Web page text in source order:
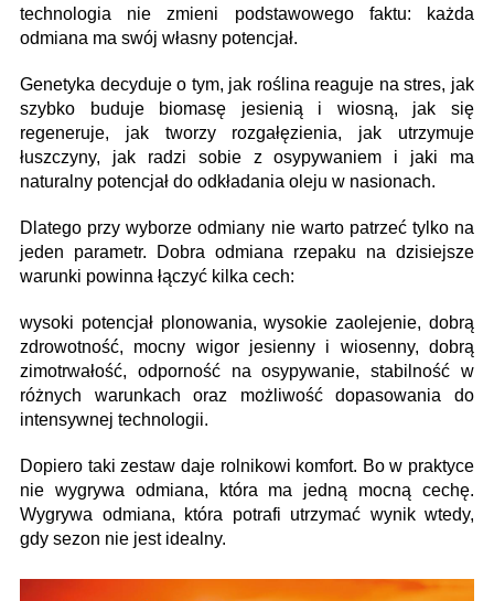
technologia nie zmieni podstawowego faktu: każda
odmiana ma swój własny potencjał.
Genetyka decyduje o tym, jak roślina reaguje na stres, jak
szybko buduje biomasę jesienią i wiosną, jak się
regeneruje, jak tworzy rozgałęzienia, jak utrzymuje
łuszczyny, jak radzi sobie z osypywaniem i jaki ma
naturalny potencjał do odkładania oleju w nasionach.
Dlatego przy wyborze odmiany nie warto patrzeć tylko na
jeden parametr. Dobra odmiana rzepaku na dzisiejsze
warunki powinna łączyć kilka cech:
wysoki potencjał plonowania, wysokie zaolejenie, dobrą
zdrowotność, mocny wigor jesienny i wiosenny, dobrą
zimotrwałość, odporność na osypywanie, stabilność w
różnych warunkach oraz możliwość dopasowania do
intensywnej technologii.
Dopiero taki zestaw daje rolnikowi komfort. Bo w praktyce
nie wygrywa odmiana, która ma jedną mocną cechę.
Wygrywa odmiana, która potrafi utrzymać wynik wtedy,
gdy sezon nie jest idealny.